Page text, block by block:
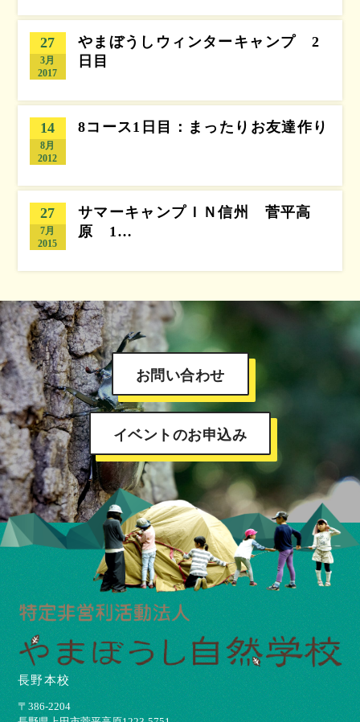
27
3月
2017
やまぼうしウィンターキャンプ 2
日目
14
8月
2012
8コース1日目：まったりお友達作り
27
7月
2015
サマーキャンプＩＮ信州 菅平高
原 1…
お問い合わせ
イベントのお申込み
長野本校
〒386-2204